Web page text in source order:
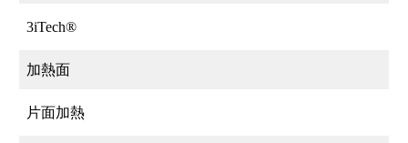
3iTech®
加熱面
片面加熱